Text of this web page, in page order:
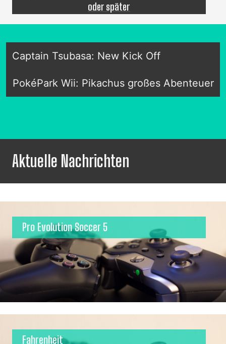
oder später
Captain Tsubasa: New Kick Off
PokéPark Wii: Pikachus großes Abenteuer
Aktuelle Nachrichten
Pro Evolution Soccer 5
Fahrenheit